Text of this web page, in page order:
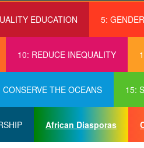
EDUCATION 5:
10: REDUCE INEQUALITY
CONSERVE THE OCEANS 15:
African Diasporas